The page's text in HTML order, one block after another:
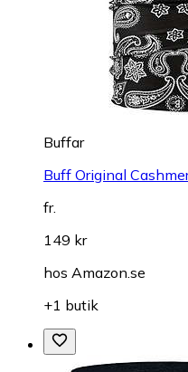
Buffar
Buff Original
fr.
149 kr
hos Amazon.se
+1 butik